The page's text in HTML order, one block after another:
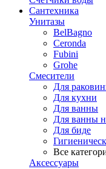
Сантехника
Унитазы
BelBagno
Ceronda
Fubini
Grohe
Смесители
Для
Для кухни
Для ванны
Для ванны
Для биде
Все
Аксессуары